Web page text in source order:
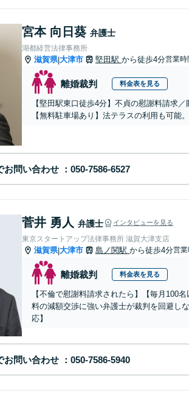
宮本 向日葵 弁護士
湖都経営法律事務所
滋賀県|大津市 堅田駅 から徒歩4分営業時
離婚裁判 料金表を見る
【堅田駅東口徒歩4分】不貞の慰謝料請求
【無料駐車場あり】法テラスの利用も可能
お問い合わせ
菅井 勇人 弁護士 インタビューを見る
東京スタートアップ法律事務所 滋賀大津支店
滋賀県|大津市 島ノ関駅 から徒歩4分営業
離婚裁判 料金表を見る
【不倫で慰謝料請求されたら】【毎月100
料の減額交渉に強い弁護士が裁判を回避し
応】
お問い合わせ